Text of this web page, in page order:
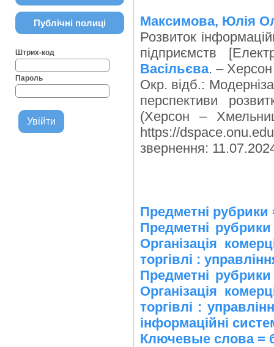
Публічні полиці
Штрих-код
Пароль
Максимова, Юлія
Розвиток
підприємств
Васільєва. –
Окр. відб.:
перспективи
(Херсон –
https://
звернення:
Предметні
Предметні
Організація
торгівлі :
Предметні
Організація
торгівлі :
інформаційні
Ключевые слова =